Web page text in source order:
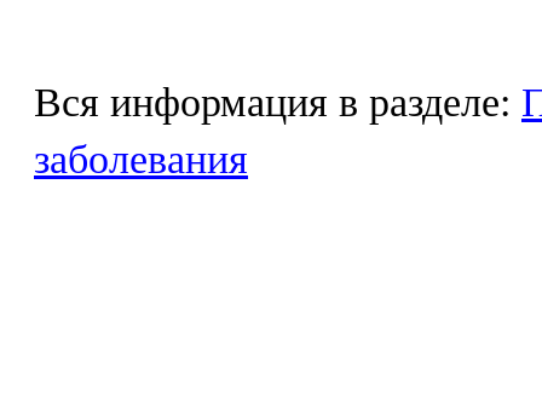
Вся информация в разделе:
заболевания